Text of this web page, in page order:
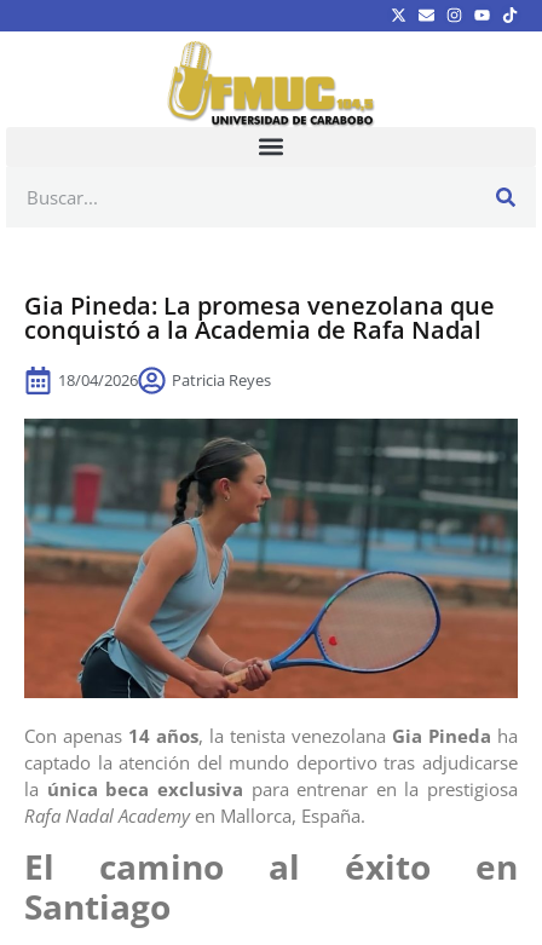
Gia Pineda: La promesa venezolana que
conquistó a la Academia de Rafa Nadal
18/04/2026 Patricia Reyes
Con apenas 14 años, la tenista venezolana Gia Pineda ha
captado la atención del mundo deportivo tras adjudicarse
la única beca exclusiva para entrenar en la prestigiosa
Rafa Nadal Academyen Mallorca, España.
El camino al éxito en
Santiago